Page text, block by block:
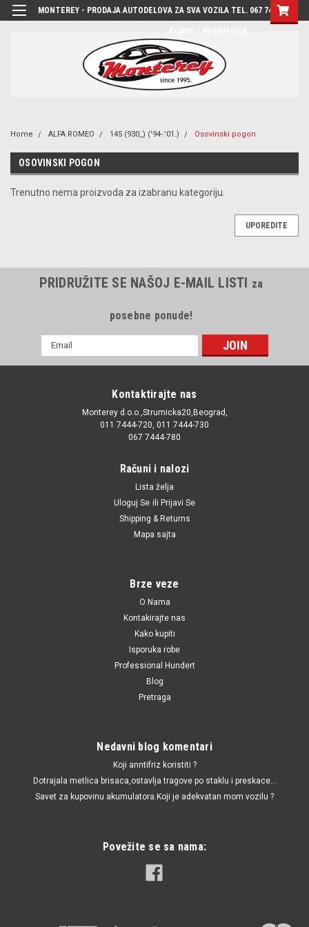
MONTEREY - PRODAJA AUTODELOVA ZA SVA VOZILA TEL. 067 7444-780
Home ALFA ROMEO 145 (930_) ('94-.'01.) Osovinski pogon
OSOVINSKI POGON
Trenutno nema proizvoda za izabranu kategoriju.
UPOREDITE
PRIDRUŽITE SE NAŠOJ E-MAIL LISTI za
posebne ponude!
mail
Kontaktirajte nas
Monterey d.o.o.,Strumicka20,Beograd,
011 7444-720, 011 7444-730
067 7444-780
Računi i nalozi
Lista želja
Uloguj Se ili Prijavi Se
Shipping & Returns
Mapa sajta
Brze veze
O Nama
Kontakirajte nas
Kako kupiti
Isporuka robe
Professional Hundert
Blog
Pretraga
Nedavni blog komentari
Koji anntifriz koristiti ?
Dotrajala metlica brisaca,ostavlja tragove po staklu i preskace...
Savet za kupovinu akumulatora.Koji je adekvatan mom vozilu ?
Povežite se sa nama: